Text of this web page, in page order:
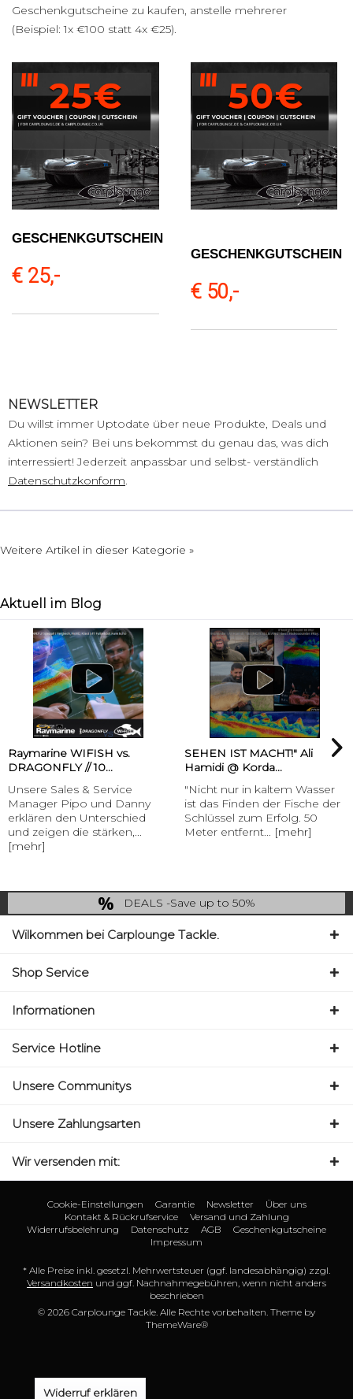
Geschenkgutscheine zu kaufen, anstelle mehrerer
(Beispiel: 1x €100 statt 4x €25).
GESCHENKGUTSCHEIN
€ 25,-
GESCHENKGUTSCHEIN
€ 50,-
NEWSLETTER
Du willst immer Uptodate über neue Produkte, Deals und
Aktionen sein? Bei uns bekommst du genau das, was dich
interressiert! Jederzeit anpassbar und selbst- verständlich
Datenschutzkonform.
Weitere Artikel in dieser Kategorie »
Aktuell im Blog
Raymarine WIFISH vs.
DRAGONFLY // 10...
Unsere Sales & Service
Manager Pipo und Danny
erklären den Unterschied
und zeigen die stärken,...
[mehr]
SEHEN IST MACHT!" Ali
Hamidi @ Korda...
"Nicht nur in kaltem Wasser
ist das Finden der Fische der
Schlüssel zum Erfolg. 50
Meter entfernt... [mehr]
DEALS -Save up to 50%
Wilkommen bei Carplounge Tackle.
Shop Service
Informationen
Service Hotline
Unsere Communitys
Unsere Zahlungsarten
Wir versenden mit:
Cookie-Einstellungen Garantie Newsletter
Über uns
Kontakt & Rückrufservice
Versand und Zahlung
Widerrufsbelehrung
Datenschutz AGB
Geschenkgutscheine
Impressum
* Alle Preise inkl. gesetzl. Mehrwertsteuer (ggf. landesabhängig) zzgl.
Versandkosten und ggf. Nachnahmegebühren, wenn nicht anders
beschrieben
© 2026 Carplounge Tackle. Alle Rechte vorbehalten. Theme by
ThemeWare®
Widerruf erklären